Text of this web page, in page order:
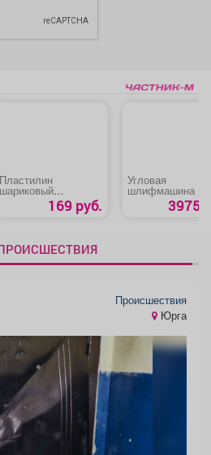
Пластилин
шариковый
суперлегкий
«Homecenter»169 руб.
Угловая
шлифмашина
PWS125-C6»
3975
Происшествия
Юрга